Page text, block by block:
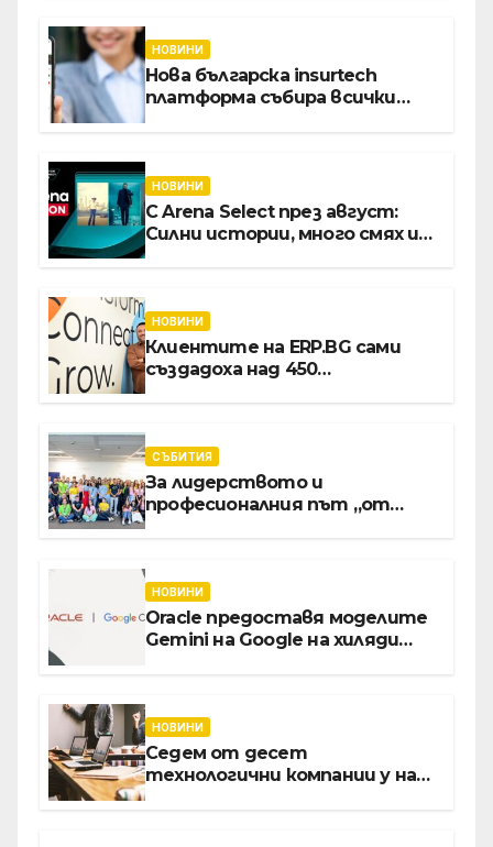
НОВИНИ
Нова българска insurtech
платформа събира всички
НОВИНИ
С Arena Select през август:
Силни истории, много смях и
НОВИНИ
Клиентите на ERP.BG сами
създадоха над 450
интелект
СЪБИТИЯ
За лидерството и
професионалния път „от
директор Асен Великов
НОВИНИ
Oracle предоставя моделите
Gemini на Google на хиляди
НОВИНИ
Седем от десет
технологични компании у нас